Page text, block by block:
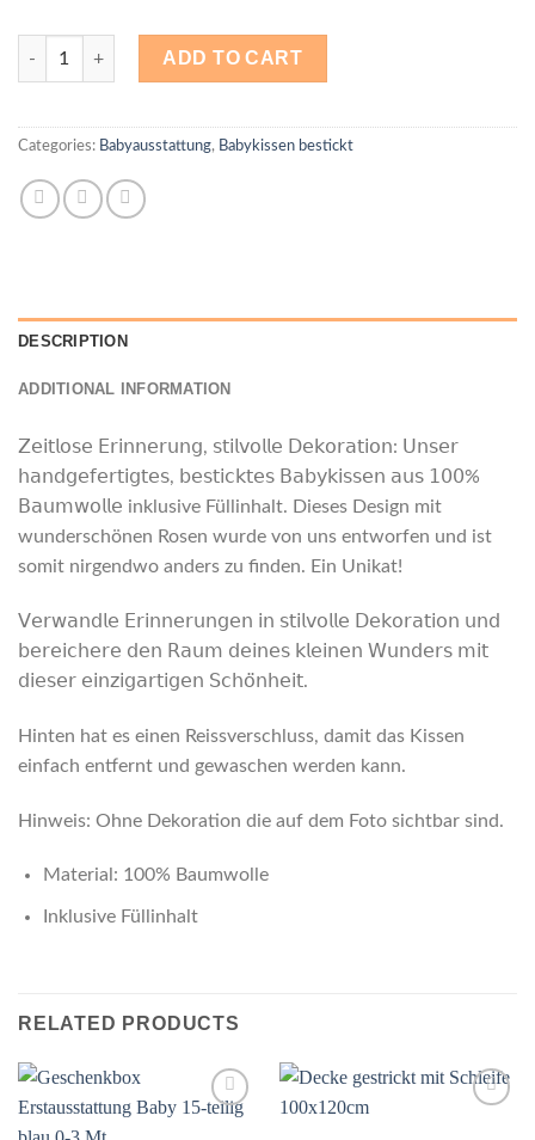
besticktes Babykissen Rose Rüschen quantity
ADD TO CART
Categories: Babyausstattung, Babykissen bestickt
DESCRIPTION
ADDITIONAL INFORMATION
𝖹𝖾𝗂𝗍𝗅𝗈𝗌𝖾 𝖤𝗋𝗂𝗇𝗇𝖾𝗋𝗎𝗇𝗀, 𝗌𝗍𝗂𝗅𝗏𝗈𝗅𝗅𝖾 𝖣𝖾𝗄𝗈𝗋𝖺𝗍𝗂𝗈𝗇: 𝖴𝗇𝗌𝖾𝗋
𝗁𝖺𝗇𝖽𝗀𝖾𝖿𝖾𝗋𝗍𝗂𝗀𝗍𝖾𝗌, 𝖻𝖾𝗌𝗍𝗂𝖼𝗄𝗍𝖾𝗌 𝖡𝖺𝖻𝗒𝗄𝗂𝗌𝗌𝖾𝗇 𝖺𝗎𝗌 𝟣𝟢𝟢%
𝖡𝖺𝗎𝗆𝗐𝗈𝗅𝗅𝖾 inklusive Füllinhalt. Dieses Design mit
wunderschönen Rosen wurde von uns entworfen und ist
somit nirgendwo anders zu finden. Ein Unikat!
𝖵𝖾𝗋𝗐𝖺𝗇𝖽𝗅𝖾 𝖤𝗋𝗂𝗇𝗇𝖾𝗋𝗎𝗇𝗀𝖾𝗇 𝗂𝗇 𝗌𝗍𝗂𝗅𝗏𝗈𝗅𝗅𝖾 𝖣𝖾𝗄𝗈𝗋𝖺𝗍𝗂𝗈𝗇 𝗎𝗇𝖽
𝖻𝖾𝗋𝖾𝗂𝖼𝗁𝖾𝗋𝖾 𝖽𝖾𝗇 𝖱𝖺𝗎𝗆 𝖽𝖾𝗂𝗇𝖾𝗌 𝗄𝗅𝖾𝗂𝗇𝖾𝗇 𝖶𝗎𝗇𝖽𝖾𝗋𝗌 𝗆𝗂𝗍
𝖽𝗂𝖾𝗌𝖾𝗋 𝖾𝗂𝗇𝗓𝗂𝗀𝖺𝗋𝗍𝗂𝗀𝖾𝗇 𝖲𝖼𝗁𝗈̈𝗇𝗁𝖾𝗂𝗍.
Hinten hat es einen Reissverschluss, damit das Kissen
einfach entfernt und gewaschen werden kann.
Hinweis: Ohne Dekoration die auf dem Foto sichtbar sind.
Material: 100% Baumwolle
Inklusive Füllinhalt
RELATED PRODUCTS